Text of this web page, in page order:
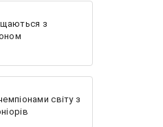
з
світу з